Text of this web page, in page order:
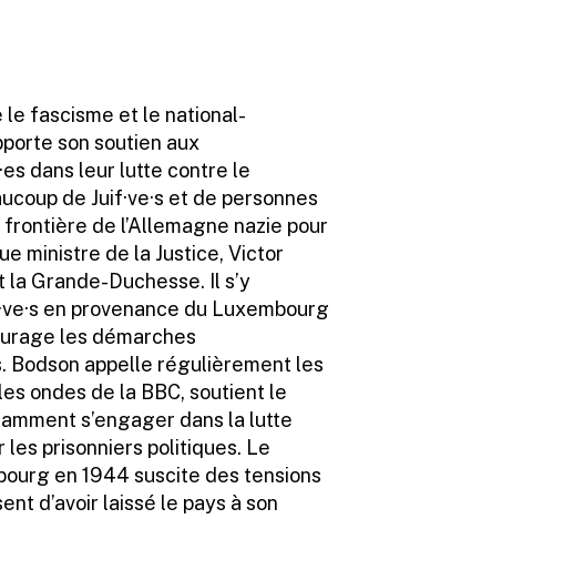
le fascisme et le national-
son soutien aux
dans leur lutte contre le
de Juif·ve·s et de personnes
de l’Allemagne nazie pour
ministre de la Justice, Victor
Grande-Duchesse. Il s’y
en provenance du Luxembourg
les démarches
Bodson appelle régulièrement les
ondes de la BBC, soutient le
s’engager dans la lutte
prisonniers politiques. Le
en 1944 suscite des tensions
d’avoir laissé le pays à son